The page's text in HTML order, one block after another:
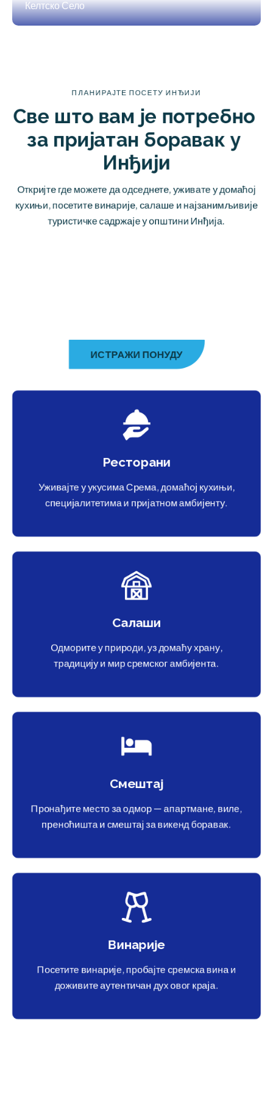
Келтско Село
Ресторани
Уживајте у укусима Срема, домаћој кухињи,
специјалитетима и пријатном амбијенту.
Салаши
Одморите у природи, уз домаћу храну,
традицију и мир сремског амбијента.
Смештај
Пронађите место за одмор — апартмане, виле,
преноћишта и смештај за викенд боравак.
Винарије
Посетите винарије, пробајте сремска вина и
доживите аутентичан дух овог краја.
ПЛАНИРАЈТЕ ПОСЕТУ ИНЂИЈИ
Све што вам је потребно
за пријатан боравак у
Инђији
Откријте где можете да одседнете, уживате у домаћој
кухињи, посетите винарије, салаше и најзанимљивије
туристичке садржаје у општини Инђија.
ИСТРАЖИ ПОНУДУ